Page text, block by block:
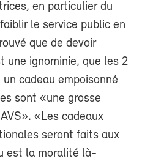
en particulier du
le service public en
que de devoir
une ignominie, que les 2
un cadeau empoisonné
sont «une grosse
«Les cadeaux
seront faits aux
est la moralité là-